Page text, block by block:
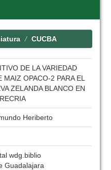
CUCBA
DE LA VARIEDAD
MAIZ OPACO-2 PARA EL
ZELANDA BLANCO EN
Heriberto
wdg.biblio
Guadalajara